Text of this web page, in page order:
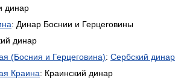
динар
: Динар Боснии и Герцеговины
динар
(Босния и Герцеговина): Сербский динар
Краина: Краинский динар